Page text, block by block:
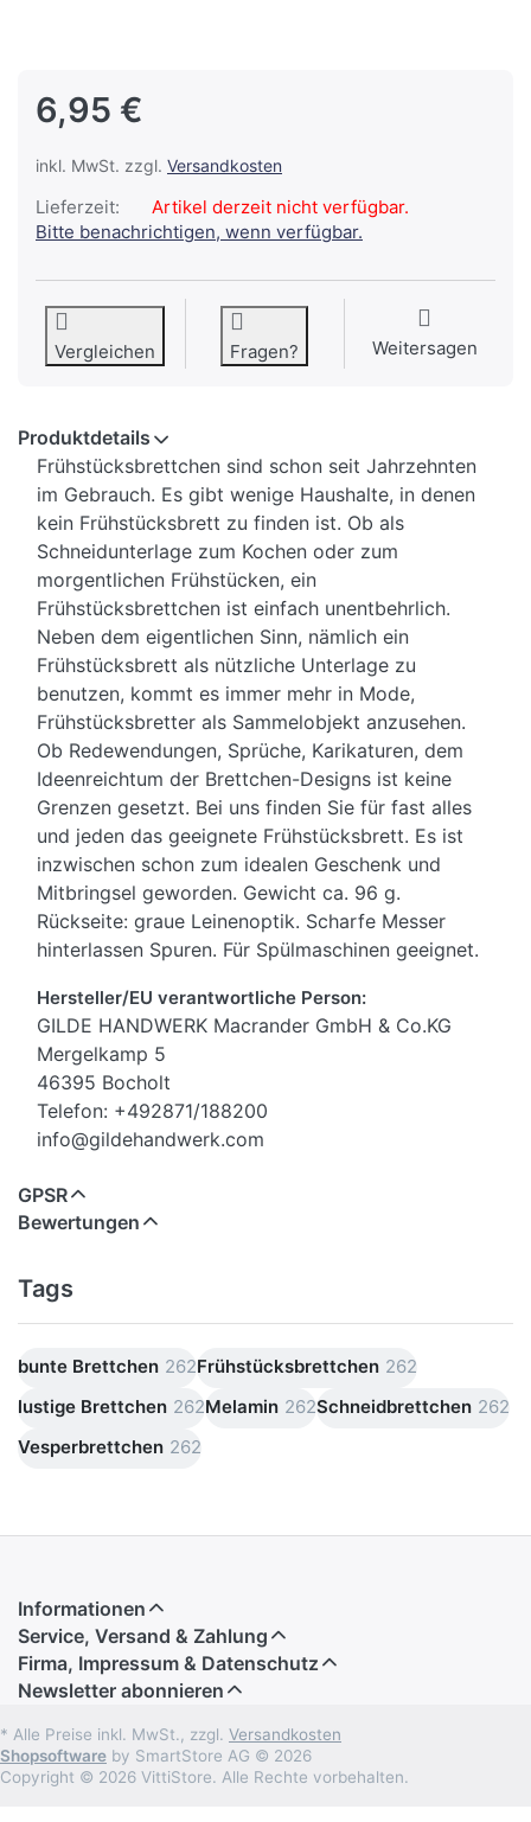
6,95 €
inkl. MwSt. zzgl. Versandkosten
Lieferzeit:
Artikel derzeit nicht verfügbar.
Bitte benachrichtigen, wenn verfügbar.
Vergleichen Fragen? Weitersagen
Produktdetails
Frühstücksbrettchen sind schon seit Jahrzehnten
im Gebrauch. Es gibt wenige Haushalte, in denen
kein Frühstücksbrett zu finden ist. Ob als
Schneidunterlage zum Kochen oder zum
morgentlichen Frühstücken, ein
Frühstücksbrettchen ist einfach unentbehrlich.
Neben dem eigentlichen Sinn, nämlich ein
Frühstücksbrett als nützliche Unterlage zu
benutzen, kommt es immer mehr in Mode,
Frühstücksbretter als Sammelobjekt anzusehen.
Ob Redewendungen, Sprüche, Karikaturen, dem
Ideenreichtum der Brettchen-Designs ist keine
Grenzen gesetzt. Bei uns finden Sie für fast alles
und jeden das geeignete Frühstücksbrett. Es ist
inzwischen schon zum idealen Geschenk und
Mitbringsel geworden. Gewicht ca. 96 g.
Rückseite: graue Leinenoptik. Scharfe Messer
hinterlassen Spuren. Für Spülmaschinen geeignet.
Hersteller/EU verantwortliche Person:
GILDE HANDWERK Macrander GmbH & Co.KG
Mergelkamp 5
46395 Bocholt
Telefon: +492871/188200
info@gildehandwerk.com
GPSR
Bewertungen
Tags
bunte Brettchen 262Frühstücksbrettchen 262
lustige Brettchen 262Melamin 262Schneidbrettchen 262
Vesperbrettchen 262
Informationen
Service, Versand & Zahlung
Firma, Impressum & Datenschutz
Newsletter abonnieren
* Alle Preise inkl. MwSt., zzgl. Versandkosten
Shopsoftware by SmartStore AG © 2026
Copyright © 2026 VittiStore. Alle Rechte vorbehalten.